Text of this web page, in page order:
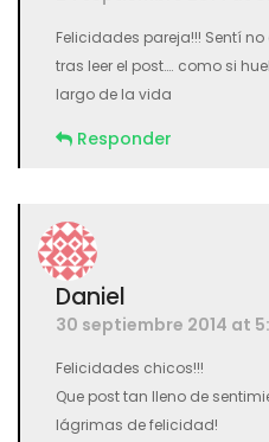
Felicidades pareja!!! Sentí
tras leer el post…. como si
largo de la vida
Responder
Daniel
30 septiembre 2014 at
Felicidades chicos!!!
Que post tan lleno de
lágrimas de felicidad!